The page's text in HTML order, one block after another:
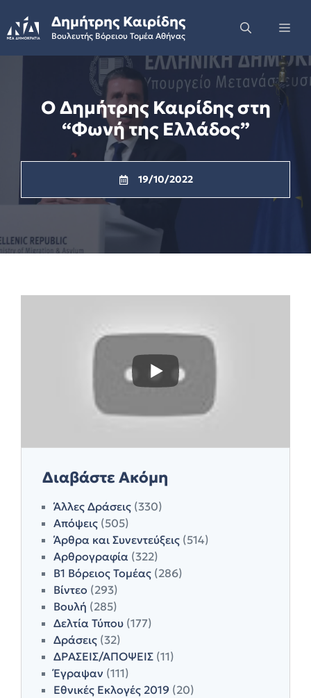
to
content
Δημήτρης Καιρίδης
Βουλευτής Βόρειου Τομέα Αθήνας
Ο Δημήτρης Καιρίδης στη
“Φωνή της Ελλάδος”
19/10/2022
Διαβάστε Ακόμη
Άλλες Δράσεις (330)
Απόψεις (505)
Άρθρα και Συνεντεύξεις (514)
Αρθρογραφία (322)
Β1 Βόρειος Τομέας (286)
Βίντεο (293)
Βουλή (285)
Δελτία Τύπου (177)
Δράσεις (32)
ΔΡΑΣΕΙΣ/ΑΠΟΨΕΙΣ (11)
Έγραψαν (111)
Εθνικές Εκλογές 2019 (20)